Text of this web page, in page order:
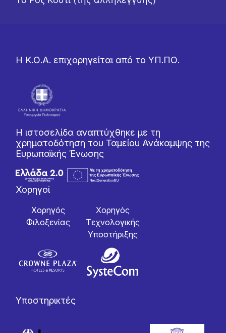
Η Κ.Ο.Α. επιχορηγείται από το ΥΠ.ΠΟ.
Η ιστοσελίδα αναπτύχθηκε με τη
χρηματοδότηση του Ταμείου Ανάκαμψης της
Ευρωπαϊκής Ένωσης
Χορηγοί
Χορηγός
Φιλοξενίας
Χορηγός
Tεχνολογικής
Yποστήριξης
Υποστηρικτές